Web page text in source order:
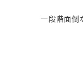
一段階面倒